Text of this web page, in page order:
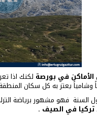
الأماكن في بورصة لكنك اذا
وشامياً يعتز به كل سكان
السنة فهو مشهور برياضة
في الصيف .